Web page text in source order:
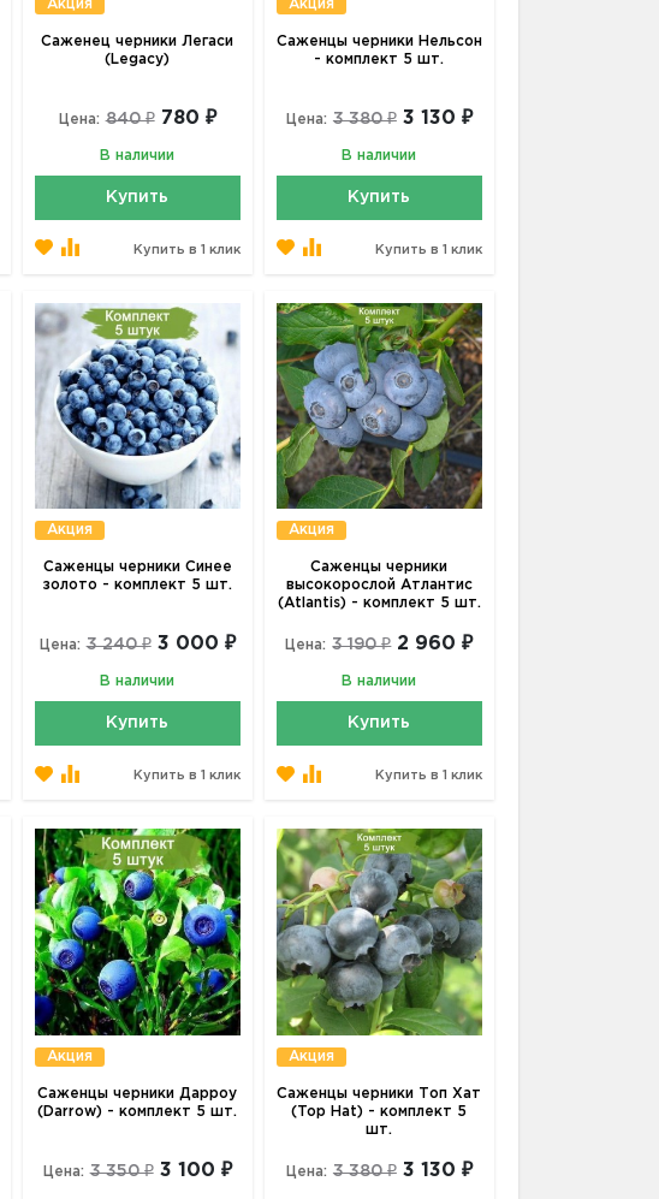
Акция
Саженец черники Легаси
(Legacy)
Цена: 840 ₽ 780 ₽
В наличии
Купить
Купить в 1 клик
Акция
Саженцы черники Нельсон
- комплект 5 шт.
Цена: 3 380 ₽ 3 130 ₽
В наличии
Купить
Купить в 1 клик
Акция
Саженцы черники Синее
золото - комплект 5 шт.
Цена: 3 240 ₽ 3 000 ₽
В наличии
Купить
Купить в 1 клик
Акция
Саженцы черники
высокорослой Атлантис
(Atlantis) - комплект 5 шт.
Цена: 3 190 ₽ 2 960 ₽
В наличии
Купить
Купить в 1 клик
Акция
Саженцы черники Дарроу
(Darrow) - комплект 5 шт.
Цена: 3 350 ₽ 3 100 ₽
Акция
Саженцы черники Топ Хат
(Top Hat) - комплект 5
шт.
Цена: 3 380 ₽ 3 130 ₽